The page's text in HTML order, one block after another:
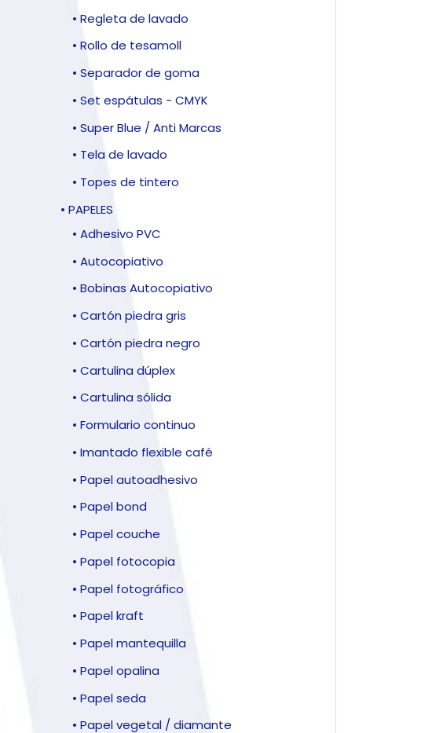
• Regleta de lavado
• Rollo de tesamoll
• Separador de goma
• Set espátulas - CMYK
• Super Blue / Anti Marcas
• Tela de lavado
• Topes de tintero
• PAPELES
• Adhesivo PVC
• Autocopiativo
• Bobinas Autocopiativo
• Cartón piedra gris
• Cartón piedra negro
• Cartulina dúplex
• Cartulina sólida
• Formulario continuo
• Imantado flexible café
• Papel autoadhesivo
• Papel bond
• Papel couche
• Papel fotocopia
• Papel fotográfico
• Papel kraft
• Papel mantequilla
• Papel opalina
• Papel seda
• Papel vegetal / diamante